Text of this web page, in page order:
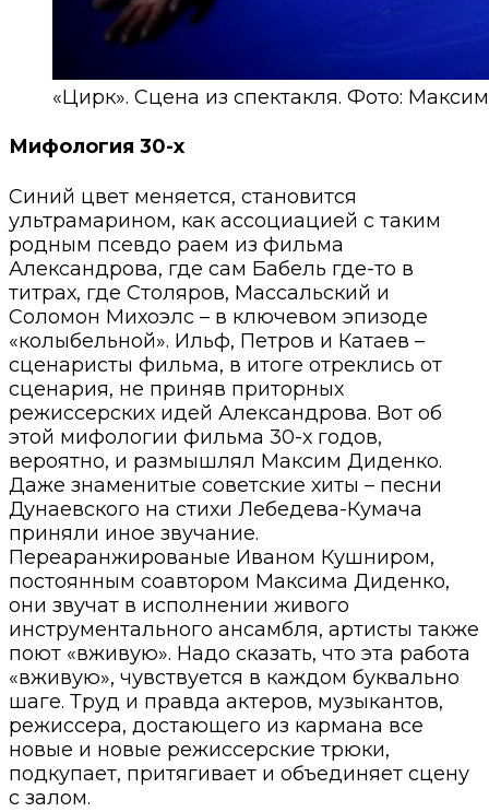
«Цирк». Сцена из спектакля. Фото:
Мифология 30-х
Синий цвет меняется, становится
ультрамарином, как ассоциацией с таким
родным псевдо раем из фильма
Александрова, где сам Бабель где-то в
титрах, где Столяров, Массальский и
Соломон Михоэлс – в ключевом эпизоде
«колыбельной». Ильф, Петров и Катаев –
сценаристы фильма, в итоге отреклись от
сценария, не приняв приторных
режиссерских идей Александрова. Вот об
этой мифологии фильма 30-х годов,
вероятно, и размышлял Максим Диденко.
Даже знаменитые советские хиты – песни
Дунаевского на стихи Лебедева-Кумача
приняли иное звучание.
Переаранжированые Иваном Кушниром,
постоянным соавтором Максима Диденко,
они звучат в исполнении живого
инструментального ансамбля, артисты также
поют «вживую». Надо сказать, что эта работа
«вживую», чувствуется в каждом буквально
шаге. Труд и правда актеров, музыкантов,
режиссера, достающего из кармана все
новые и новые режиссерские трюки,
подкупает, притягивает и объединяет сцену
с залом.